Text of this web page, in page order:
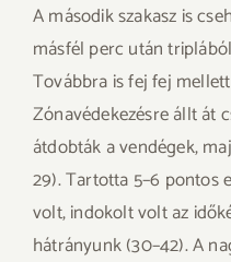
A második szakasz is
másfél perc után
Továbbra is fej fej
Zónavédekezésre állt át
átdobták a vendégek,
29). Tartotta 5–6 pontos
volt, indokolt volt az
hátrányunk (30–42). A